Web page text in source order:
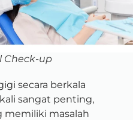
Check-up
secara berkala
sangat penting,
memiliki masalah